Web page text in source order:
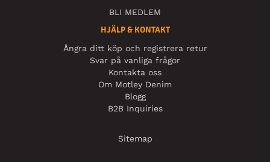
BLI MEDLEM
HJÄLP & KONTAKT
Ångra ditt köp och registrera retur
Svar på vanliga frågor
Kontakta oss
Om Motley Denim
Blogg
B2B Inquiries
Sitemap